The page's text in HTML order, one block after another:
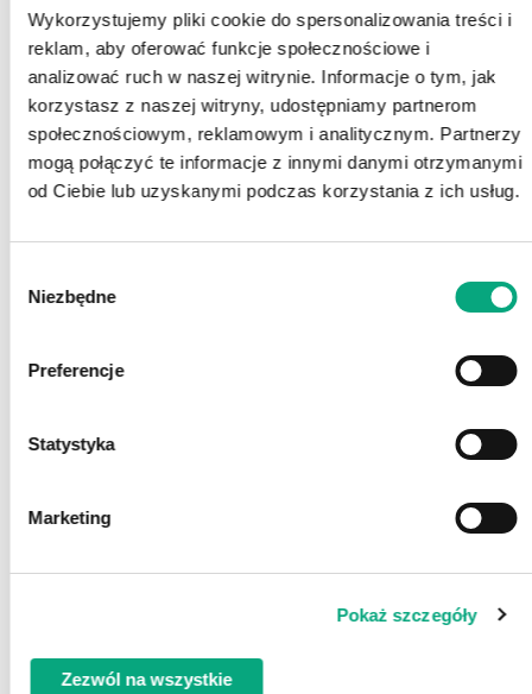
Wykorzystujemy pliki cookie do spersonalizowania treści i
reklam, aby oferować funkcje społecznościowe i
analizować ruch w naszej witrynie. Informacje o tym, jak
korzystasz z naszej witryny, udostępniamy partnerom
społecznościowym, reklamowym i analitycznym. Partnerzy
mogą połączyć te informacje z innymi danymi otrzymanymi
od Ciebie lub uzyskanymi podczas korzystania z ich usług.
zgody
Niezbędne
Preferencje
Statystyka
Marketing
Pokaż szczegóły
Zezwól na wszystkie
Tu więcej o sprzęcie i o tym, jak umówić się na takie
spotkanie:https://speediance-poland.pl/